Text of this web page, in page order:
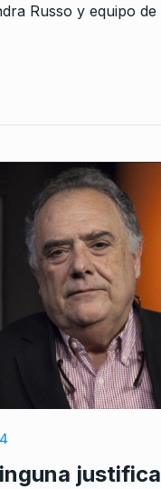
Russo y equipo de